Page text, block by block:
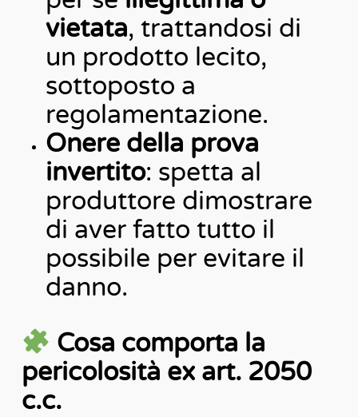
vietata, trattandosi di
un prodotto lecito,
sottoposto a
regolamentazione.
Onere della prova
invertito: spetta al
produttore dimostrare
di aver fatto tutto il
possibile per evitare il
danno.
Cosa comporta la
pericolosità ex art. 2050
c.c.